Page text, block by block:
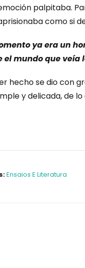
palpitaba.
como si
ya era un
mundo que veía
hecho se dio con
y delicada, de
Ensaios E Literatura